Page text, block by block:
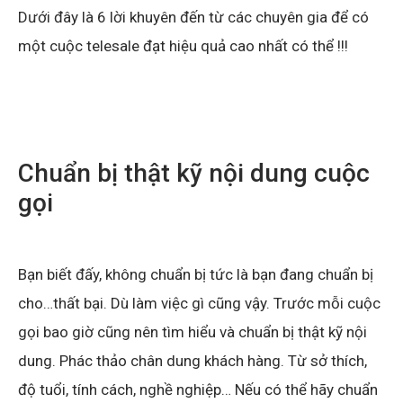
Dưới đây là 6 lời khuyên đến từ các chuyên gia để có
một cuộc telesale đạt hiệu quả cao nhất có thể !!!
Chuẩn bị thật kỹ nội dung cuộc
gọi
Bạn biết đấy, không chuẩn bị tức là bạn đang chuẩn bị
cho…thất bại. Dù làm việc gì cũng vậy. Trước mỗi cuộc
gọi bao giờ cũng nên tìm hiểu và chuẩn bị thật kỹ nội
dung. Phác thảo chân dung khách hàng. Từ sở thích,
độ tuổi, tính cách, nghề nghiệp… Nếu có thể hãy chuẩn